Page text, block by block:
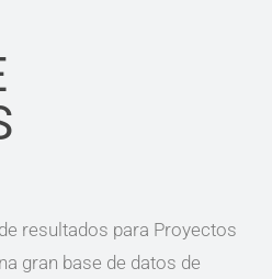
resultados para Proyectos
gran base de datos de